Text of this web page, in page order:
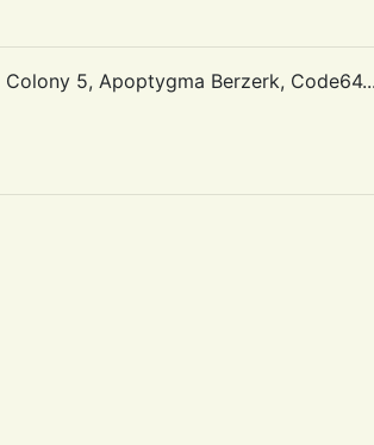
5, Apoptygma Berzerk, Code64...